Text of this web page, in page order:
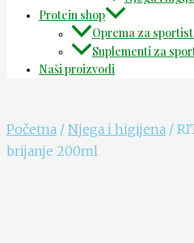
Protein shop
Oprema za
Suplementi za
Naši proizvodi
Početna / Njega i higijena /
brijanje 200ml